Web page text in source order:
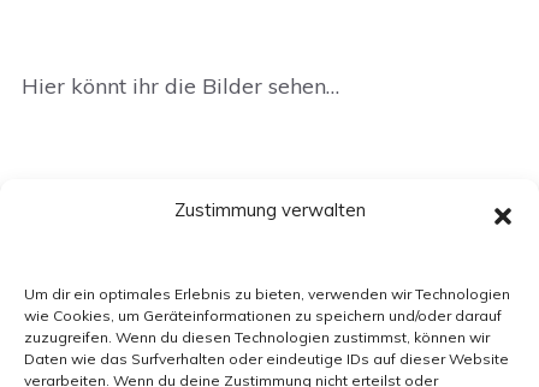
Zustimmung verwalten
Um dir ein optimales Erlebnis zu bieten, verwenden wir Technologien
wie Cookies, um Geräteinformationen zu speichern und/oder darauf
zuzugreifen. Wenn du diesen Technologien zustimmst, können wir
Daten wie das Surfverhalten oder eindeutige IDs auf dieser Website
verarbeiten. Wenn du deine Zustimmung nicht erteilst oder
Hier könnt ihr die Bilder sehen…